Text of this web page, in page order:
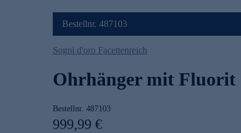
Bestellnr. 487103
Sogni d'oro Facettenreich
Ohrhänger mit Fluorit
Bestellnr. 487103
999,99 €